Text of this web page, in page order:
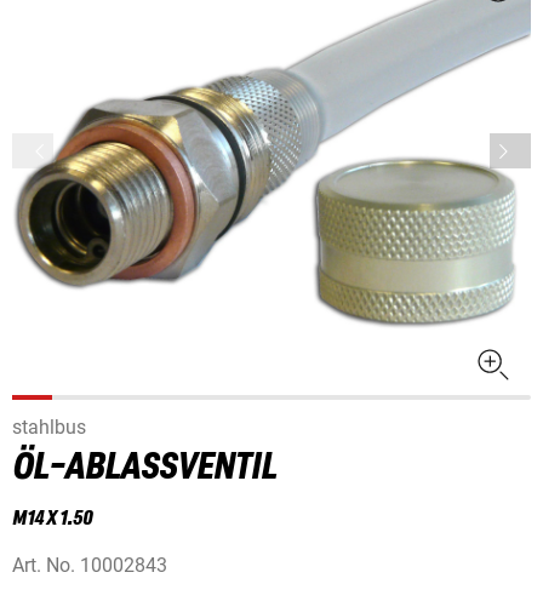
stahlbus
ÖL-ABLASSVENTIL
M14 X 1.50
Art. No. 10002843